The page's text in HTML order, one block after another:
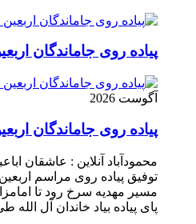
پیاده روی جاماندگان
آگوست 2026
پیاده روی جاماندگان
محمودآباد آنلاین : عاشقان
توفیق پیاده روی مراسم اربعین
مسیر مهدیه سرخ رود تا
پای پیاده بیاد خاندان آل